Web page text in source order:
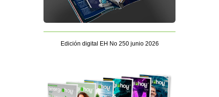
Edición digital EH No 250 junio 2026